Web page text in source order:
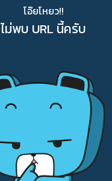
โอ๊ยโหยว!!
ไม่พบ URL นี้ครับ